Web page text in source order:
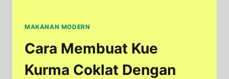
MAKANAN MODERN
Cara Membuat Kue
Kurma Coklat Dengan